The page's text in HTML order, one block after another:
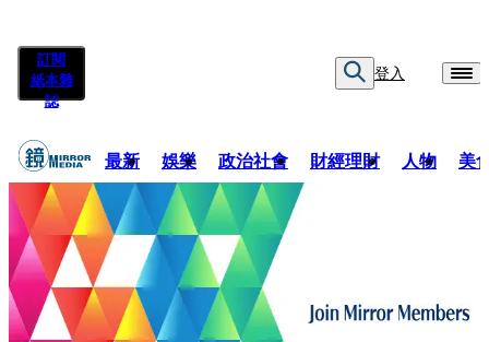
訂閱
紙本雜
誌
登入
最新 娛樂 政治社會 財經理財 人物 美